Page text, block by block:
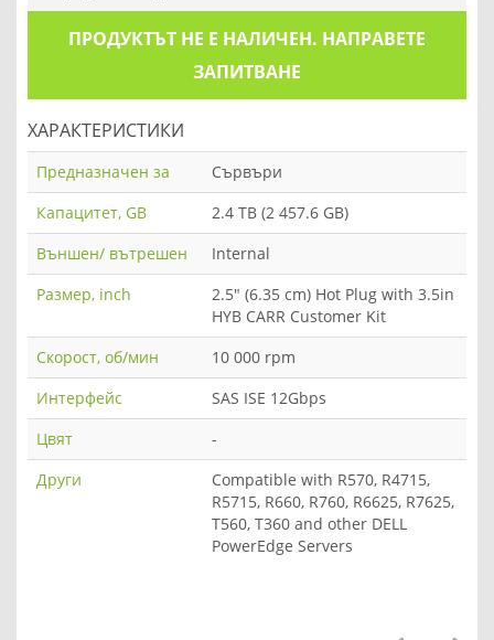
ПРОДУКТЪТ НЕ Е НАЛИЧЕН. НАПРАВЕТЕ
ЗАПИТВАНЕ
ХАРАКТЕРИСТИКИ
Предназначен за
Сървъри
Капацитет, GB
2.4 TB (2 457.6 GB)
Външен/ вътрешен
Internal
Размер, inch
2.5" (6.35 cm) Hot Plug with 3.5in
HYB CARR Customer Kit
Скорост, об/мин
10 000 rpm
Интерфейс
SAS ISE 12Gbps
Цвят
-
Други
Compatible with R570, R4715,
R5715, R660, R760, R6625, R7625,
T560, T360 and other DELL
PowerEdge Servers